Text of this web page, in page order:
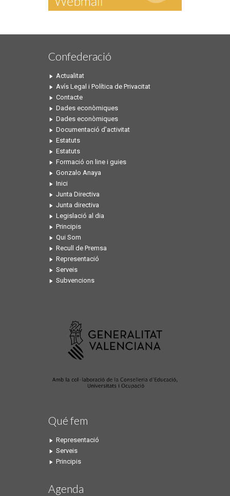
Confederació
Actualitat
Avís Legal i Política de Privacitat
Contacte
Dades econòmiques
Dades econòmiques
Documentació d’activitat
Estatuts
Estatuts
Formació on line i guies
Gonzalo Anaya
Inici
Junta Directiva
Junta directiva
Legislació al dia
Principis
Qui Som
Recull de Premsa
Representació
Serveis
Subvencions
Qué fem
Representació
Serveis
Principis
Agenda